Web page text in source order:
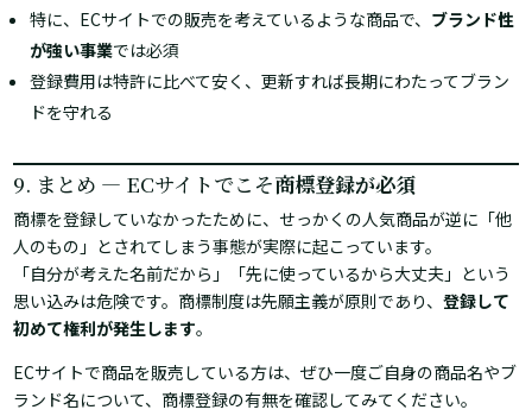
特に、ECサイトでの販売を考えているような商品で、 ブランド性
が強い事業では必須
登録費用は特許に比べて安く、更新すれば長期にわたってブラン
ドを守れる
9. まとめ ― ECサイトでこそ商標登録が必須
商標を登録していなかったために、せっかくの人気商品が逆に「他
人のもの」とされてしまう事態が実際に起こっています。
「自分が考えた名前だから」「先に使っているから大丈夫」という
思い込みは危険です。商標制度は先願主義が原則であり、登録して
初めて権利が発生します。
ECサイトで商品を販売している方は、ぜひ一度ご自身の商品名やブ
ランド名について、商標登録の有無を確認してみてください。